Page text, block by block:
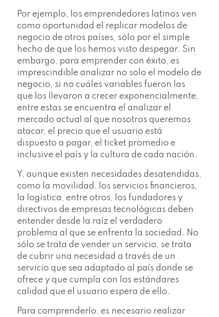
Por ejemplo, los emprendedores latinos ven
como oportunidad el replicar modelos de
negocio de otros países, sólo por el simple
hecho de que los hemos visto despegar. Sin
embargo, para emprender con éxito, es
imprescindible analizar no solo el modelo de
negocio, si no cuáles variables fueron las
que los llevaron a crecer exponencialmente,
entre estas se encuentra el analizar el
mercado actual al que nosotros queremos
atacar, el precio que el usuario está
dispuesto a pagar, el ticket promedio e
inclusive el país y la cultura de cada nación.
Y, aunque existen necesidades desatendidas,
como la movilidad, los servicios financieros,
la logística, entre otros, los fundadores y
directivos de empresas tecnológicas deben
entender desde la raíz el verdadero
problema al que se enfrenta la sociedad. No
sólo se trata de vender un servicio, se trata
de cubrir una necesidad a través de un
servicio que sea adaptado al país donde se
ofrece y que cumpla con los estándares
calidad que el usuario espera de ello.
Para comprenderlo, es necesario realizar